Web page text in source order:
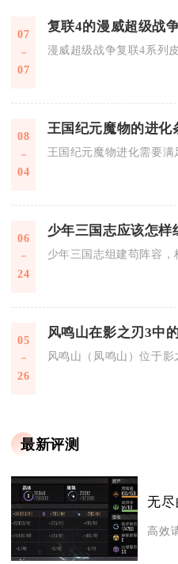
07
07
漫威超级战争复联4系列
08
04
王国纪元魔物进化需要
06
24
少年三国志组建苟阵容
05
26
风鸣山（凤鸣山）位于
最新评测
高效